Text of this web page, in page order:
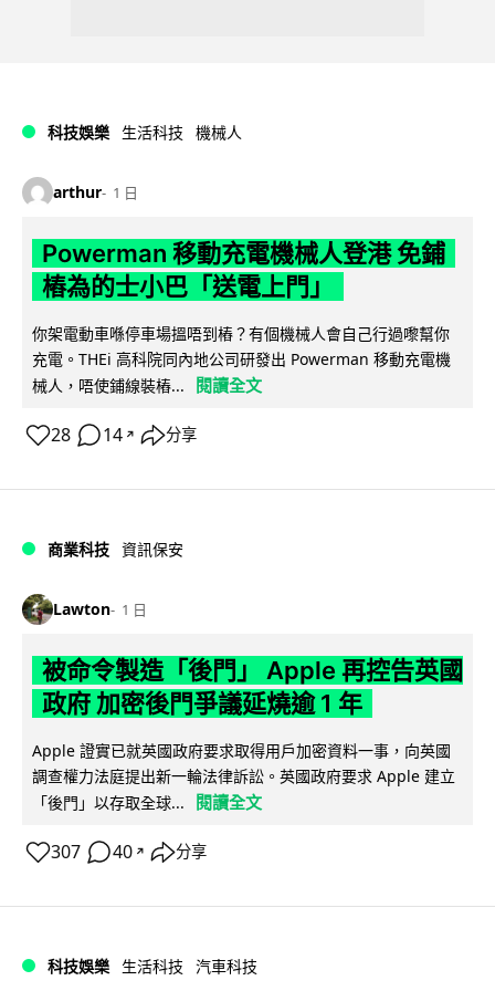
科技娛樂 生活科技 機械人
arthur 1 日
Powerman 移動充電機械人登港 免鋪
樁為的士小巴「送電上門」
你架電動車喺停車場搵唔到樁？有個機械人會自己行過嚟幫你
充電。THEi 高科院同內地公司研發出 Powerman 移動充電機
械人，唔使鋪線裝樁...
閱讀全文
28 14 ↗ 分享
商業科技 資訊保安
Lawton 1 日
被命令製造「後門」 Apple 再控告英國
政府 加密後門爭議延燒逾 1 年
Apple 證實已就英國政府要求取得用戶加密資料一事，向英國
調查權力法庭提出新一輪法律訴訟。英國政府要求 Apple 建立
「後門」以存取全球...
閱讀全文
307 40 ↗ 分享
科技娛樂 生活科技 汽車科技